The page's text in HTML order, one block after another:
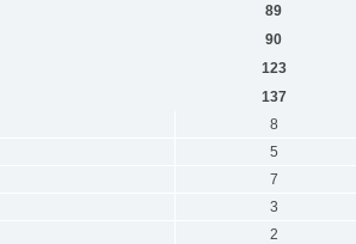
89
90
123
137
8
5
7
3
2